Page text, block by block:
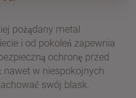
pożądany metal
i od pokoleń zapewnia
ochronę przed
nawet w niespokojnych
swój blask.